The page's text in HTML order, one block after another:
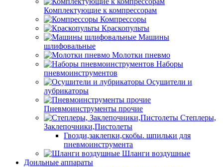
Комплектующие к компрессорам
Компрессоры
Краскопульты
Машины
шлифовальные
Молотки пневмо
Наборы
пневмоинструментов
Осушители и
лубрикаторы
Пневмоинструменты прочие
Степлеры,
Заклепочники,Пистолеты
Гвозди,заклепки,скобы. шпильки для
пневмоинструмента
Шланги воздушные
Доильные аппараты